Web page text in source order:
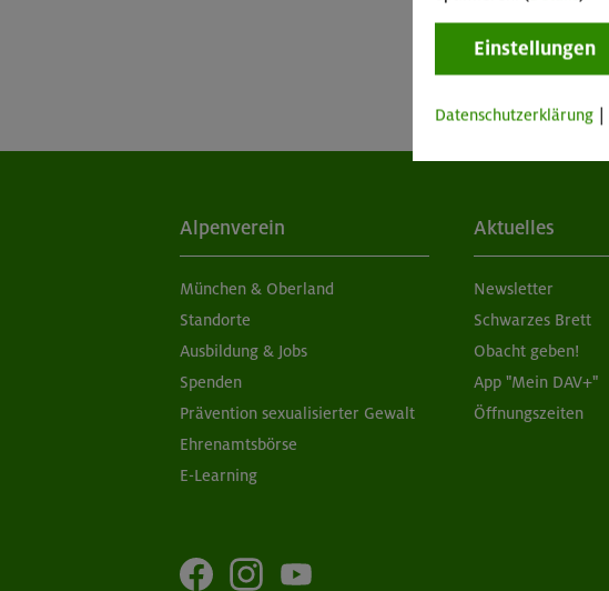
Alpenverein
München & Oberland
Standorte
Ausbildung & Jobs
Spenden
Prävention sexualisierter Gewalt
Ehrenamtsbörse
E-Learning
Aktuelles
Newsletter
Schwarzes Brett
Obacht geben!
App "Mein DAV+"
Öffnungszeiten
Einstellungen
Datenschutzerklärung |